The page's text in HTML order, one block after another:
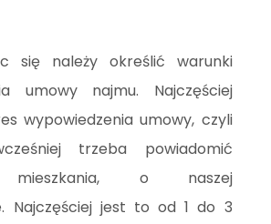
się należy określić warunki
umowy najmu. Najczęściej
wypowiedzenia umowy, czyli
trzeba powiadomić
mieszkania, o naszej
Najczęściej jest to od 1 do 3